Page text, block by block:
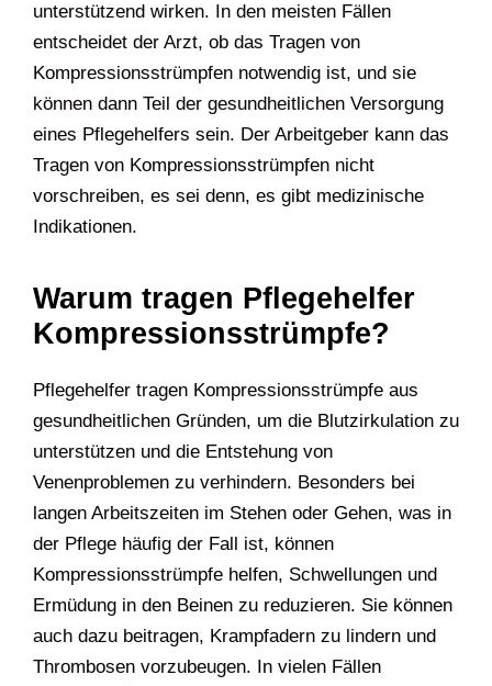
unterstützend wirken. In den meisten Fällen
entscheidet der Arzt, ob das Tragen von
Kompressionsstrümpfen notwendig ist, und sie
können dann Teil der gesundheitlichen Versorgung
eines Pflegehelfers sein. Der Arbeitgeber kann das
Tragen von Kompressionsstrümpfen nicht
vorschreiben, es sei denn, es gibt medizinische
Indikationen.
Warum tragen Pflegehelfer
Kompressionsstrümpfe?
Pflegehelfer tragen Kompressionsstrümpfe aus
gesundheitlichen Gründen, um die Blutzirkulation zu
unterstützen und die Entstehung von
Venenproblemen zu verhindern. Besonders bei
langen Arbeitszeiten im Stehen oder Gehen, was in
der Pflege häufig der Fall ist, können
Kompressionsstrümpfe helfen, Schwellungen und
Ermüdung in den Beinen zu reduzieren. Sie können
auch dazu beitragen, Krampfadern zu lindern und
Thrombosen vorzubeugen. In vielen Fällen